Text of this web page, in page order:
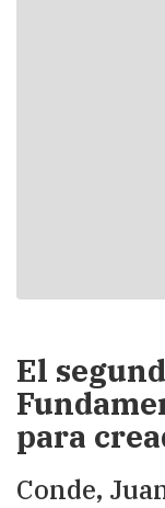
El
para
Conde,